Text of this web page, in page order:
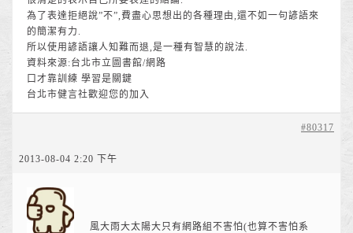
為了表達拒絕說”不”,費盡心思想出的各種理由,還不如一句諺語來
的簡潔有力.
所以使用諺語讓人知難而退,是一種有智慧的說法.
資料來源:台北市立圖書館/網路
口才靠訓練 學習是關鍵
台北市健言社歡迎您的加入
2013-08-04 2:20 下午
#80317
風大雨大太陽大只有網路組不害怕(也算不害怕系